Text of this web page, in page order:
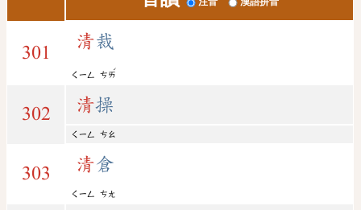
301
清裁
ㄑㄧㄥ ㄘㄞ
ˊ
302 清操
ㄑㄧㄥ ㄘㄠ
303 清倉
ㄑㄧㄥ ㄘㄤ